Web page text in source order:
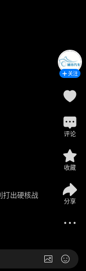
打出硬核战
关注
评论
收藏
分享